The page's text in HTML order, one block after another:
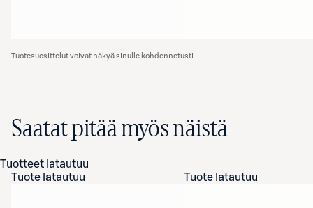
Tuotesuosittelut voivat näkyä sinulle kohdennetusti
Saatat pitää myös näistä
Tuotteet latautuu
Tuote latautuu
Tuote latautuu